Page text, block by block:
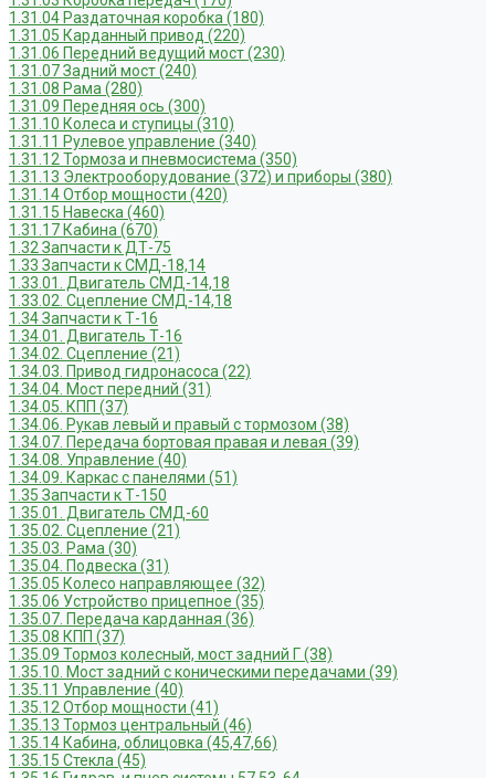
1.31.04 Раздаточная коробка (180)
1.31.05 Карданный привод (220)
1.31.06 Передний ведущий мост (230)
1.31.07 Задний мост (240)
1.31.08 Рама (280)
1.31.09 Передняя ось (300)
1.31.10 Колеса и ступицы (310)
1.31.11 Рулевое управление (340)
1.31.12 Тормоза и пневмосистема (350)
1.31.13 Электрооборудование (372) и приборы (380)
1.31.14 Отбор мощности (420)
1.31.15 Навеска (460)
1.31.17 Кабина (670)
1.32 Запчасти к ДТ-75
1.33 Запчасти к СМД-18,14
1.33.01. Двигатель СМД-14,18
1.33.02. Сцепление СМД-14,18
1.34 Запчасти к Т-16
1.34.01. Двигатель Т-16
1.34.02. Сцепление (21)
1.34.03. Привод гидронасоса (22)
1.34.04. Мост передний (31)
1.34.05. КПП (37)
1.34.06. Рукав левый и правый с тормозом (38)
1.34.07. Передача бортовая правая и левая (39)
1.34.08. Управление (40)
1.34.09. Каркас с панелями (51)
1.35 Запчасти к Т-150
1.35.01. Двигатель СМД-60
1.35.02. Сцепление (21)
1.35.03. Рама (30)
1.35.04. Подвеска (31)
1.35.05 Колесо направляющее (32)
1.35.06 Устройство прицепное (35)
1.35.07. Передача карданная (36)
1.35.08 КПП (37)
1.35.09 Тормоз колесный, мост задний Г (38)
1.35.10. Мост задний с коническими передачами (39)
1.35.11 Управление (40)
1.35.12 Отбор мощности (41)
1.35.13 Тормоз центральный (46)
1.35.14 Кабина, облицовка (45,47,66)
1.35.15 Стекла (45)